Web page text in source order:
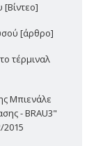
[άρθρο]
τέρμιναλ
Μπιενάλε
- BRAU3"
2015